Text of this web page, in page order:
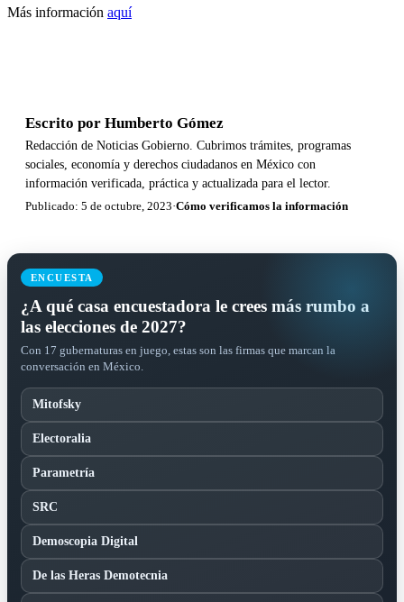
Más información aquí
Escrito por Humberto Gómez
Redacción de Noticias Gobierno. Cubrimos trámites, programas
sociales, economía y derechos ciudadanos en México con
información verificada, práctica y actualizada para el lector.
Publicado: 5 de octubre, 2023·Cómo verificamos la información
ENCUESTA
¿A qué casa encuestadora le crees más rumbo a
las elecciones de 2027?
Con 17 gubernaturas en juego, estas son las firmas que marcan la
conversación en México.
Mitofsky
Electoralia
Parametría
SRC
Demoscopia Digital
De las Heras Demotecnia